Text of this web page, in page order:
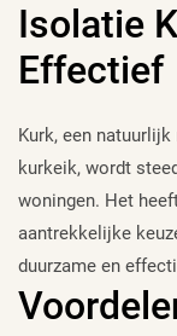
Isolatie
Effectief
Kurk, een
kurkeik, wordt
woningen. Het
aantrekkelijke
duurzame en